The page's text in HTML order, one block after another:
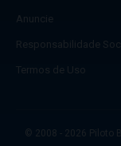
Anuncie
Responsabilidade
Termos de Uso
© 2008 - 2026 Piloto